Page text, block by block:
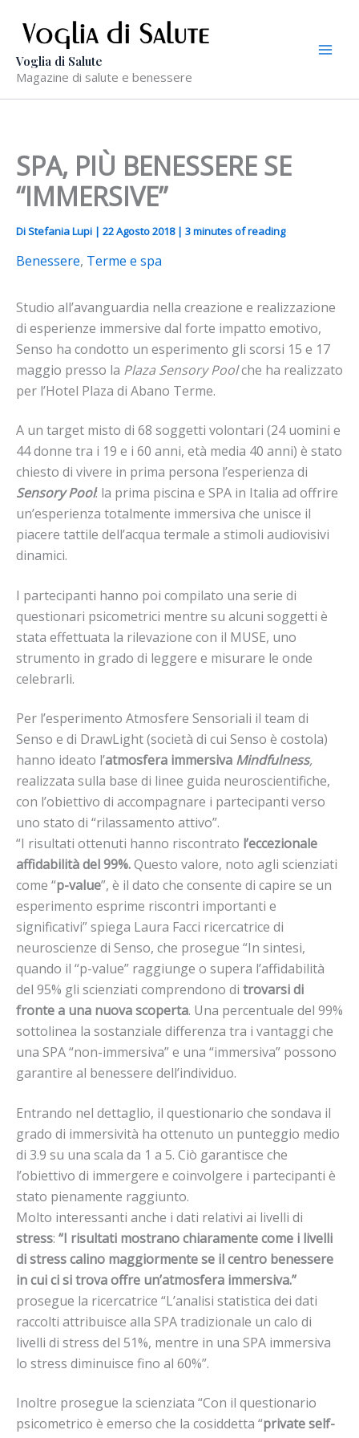
contenuto
Voglia di Salute
Magazine di salute e benessere
SPA, PIÙ BENESSERE SE
“IMMERSIVE”
DiStefania Lupi | 22 Agosto 2018 | 3 minutes of reading
Benessere, Terme e spa
Studio all’avanguardia nella creazione e realizzazione
di esperienze immersive dal forte impatto emotivo,
Senso ha condotto un esperimento gli scorsi 15 e 17
maggio presso la Plaza Sensory Poolche ha realizzato
per l’Hotel Plaza di Abano Terme.
A un target misto di 68 soggetti volontari (24 uomini e
44 donne tra i 19 e i 60 anni, età media 40 anni) è stato
chiesto di vivere in prima persona l’esperienza di
Sensory Pool: la prima piscina e SPA in Italia ad offrire
un’esperienza totalmente immersiva che unisce il
piacere tattile dell’acqua termale a stimoli audiovisivi
dinamici.
I partecipanti hanno poi compilato una serie di
questionari psicometrici mentre su alcuni soggetti è
stata effettuata la rilevazione con il MUSE, uno
strumento in grado di leggere e misurare le onde
celebrarli.
Per l’esperimento Atmosfere Sensoriali il team di
Senso e di DrawLight (società di cui Senso è costola)
hanno ideato l’atmosfera immersiva Mindfulness,
realizzata sulla base di linee guida neuroscientifiche,
con l’obiettivo di accompagnare i partecipanti verso
uno stato di “rilassamento attivo”.
“I risultati ottenuti hanno riscontrato l’eccezionale
affidabilità del 99%.Questo valore, noto agli scienziati
come “p-value”, è il dato che consente di capire se un
esperimento esprime riscontri importanti e
significativi” spiega Laura Facci ricercatrice di
neuroscienze di Senso, che prosegue “In sintesi,
quando il “p-value” raggiunge o supera l’affidabilità
del 95% gli scienziati comprendono di trovarsi di
fronte a una nuova scoperta. Una percentuale del 99%
sottolinea la sostanziale differenza tra i vantaggi che
una SPA “non-immersiva” e una “immersiva” possono
garantire al benessere dell’individuo.
Entrando nel dettaglio, il questionario che sondava il
grado di immersività ha ottenuto un punteggio medio
di 3.9 su una scala da 1 a 5. Ciò garantisce che
l’obiettivo di immergere e coinvolgere i partecipanti è
stato pienamente raggiunto.
Molto interessanti anche i dati relativi ai livelli di
stress: “I risultati mostrano chiaramente come i livelli
di stress calino maggiormente se il centro benessere
in cui ci si trova offre un’atmosfera immersiva.”
prosegue la ricercatrice “L’analisi statistica dei dati
raccolti attribuisce alla SPA tradizionale un calo di
livelli di stress del 51%, mentre in una SPA immersiva
lo stress diminuisce fino al 60%”.
Inoltre prosegue la scienziata “Con il questionario
psicometrico è emerso che la cosiddetta “private self-